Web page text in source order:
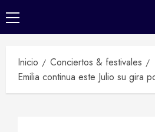
Menú
principal
Inicio
Conciertos & festivales
Emilia continua este Julio su gira